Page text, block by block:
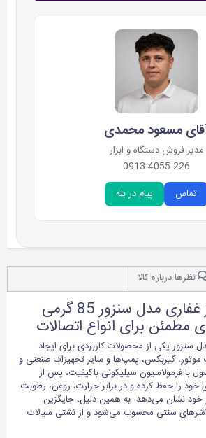
مسعود محمدی
مدیر فروش دستگاه و ابزار
226 4055 0913
تماس
پیام در بله
نظرها درباره کالا
چسب واشر ساز غفاری مدل سنزور 85 گرمی
مطمئن برای انواع اتصالات
یکی از محصولات کاربردی برای ایجاد
موتور، گیربکس، پمپ‌ها و سایر تجهیزات صنعتی و
با فرمولاسیون سیلیکونی باکیفیت، پس از
را حفظ کرده و در برابر حرارت، روغن، رطوبت
خود نشان می‌دهد. به همین دلیل، جایگزین
سنتی محسوب می‌شود و از نشتی سیالات